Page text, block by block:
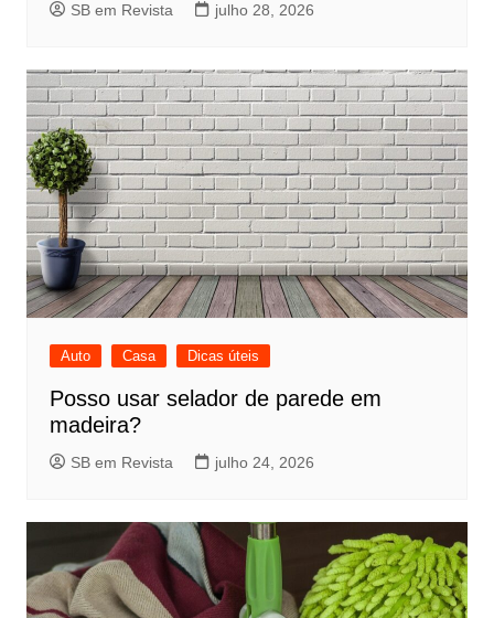
SB em Revista julho 28, 2026
Auto Casa Dicas úteis
Posso usar selador de parede em
madeira?
SB em Revista julho 24, 2026